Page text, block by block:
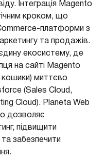
Інтеграція Magento
кроком, що
платформи з
та продажів.
екосистему, де
на сайті Magento
кошики) миттєво
(Sales Cloud,
Cloud). Planeta Web
дозволяє
підвищити
забезпечити